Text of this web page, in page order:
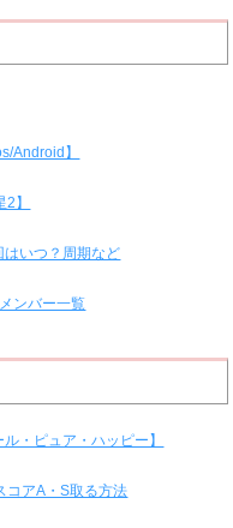
Android】
】
はいつ？周期など
ンバー一覧
・ピュア・ハッピー】
コアA・S取る方法